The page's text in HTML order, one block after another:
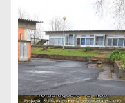
d
e
a